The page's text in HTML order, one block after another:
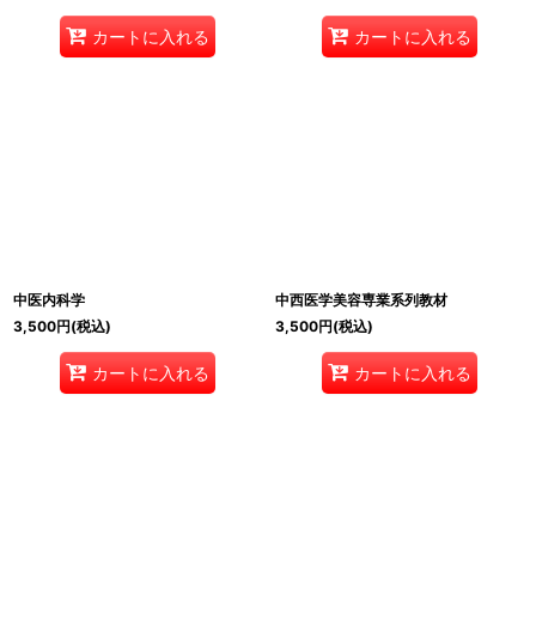
カートに入れる カートに入れる
中医内科学
3,500円(税込)
カートに入れる
中西医学美容専業系列教材
3,500円(税込)
カートに入れる